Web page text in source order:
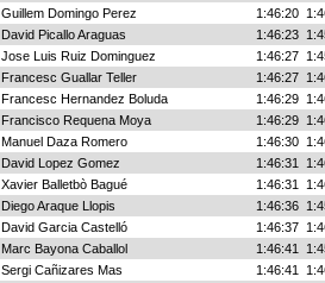
Guillem Domingo Perez 1:46:20
David Picallo Araguas 1:46:23
Jose Luis Ruiz Dominguez 1:46:27
Francesc Guallar Teller 1:46:27
Francesc Hernandez Boluda 1:46:29
Francisco Requena Moya 1:46:29
Manuel Daza Romero 1:46:30
David Lopez Gomez 1:46:31
Xavier Balletbò Bagué 1:46:31
Diego Araque Llopis 1:46:36
David Garcia Castelló 1:46:37
Marc Bayona Caballol 1:46:41
Sergi Cañizares Mas 1:46:41